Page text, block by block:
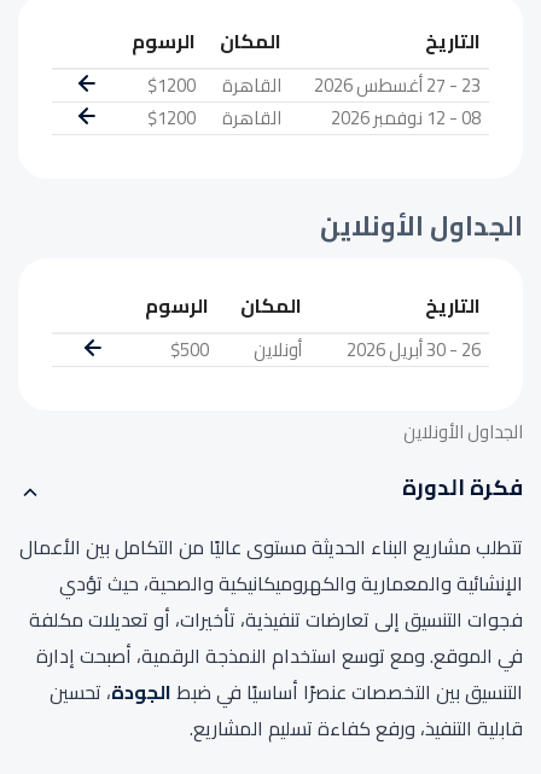
التاريخ المكان الرسوم
23 - 27 أغسطس 2026 القاهرة
$1200
08 - 12 نوفمبر 2026
القاهرة $1200
الجداول الأونلاين
التاريخ المكان الرسوم
26 - 30 أبريل 2026 أونلاين $500
الجداول الأونلاين
فكرة الدورة
تتطلب مشاريع البناء الحديثة مستوى عاليًا من التكامل بين الأعمال
الإنشائية والمعمارية والكهروميكانيكية والصحية، حيث تؤدي
فجوات التنسيق إلى تعارضات تنفيذية، تأخيرات، أو تعديلات مكلفة
في الموقع. ومع توسع استخدام النمذجة الرقمية، أصبحت إدارة
التنسيق بين التخصصات عنصرًا أساسيًا في ضبطالجودة، تحسين
قابلية التنفيذ، ورفع كفاءة تسليم المشاريع.